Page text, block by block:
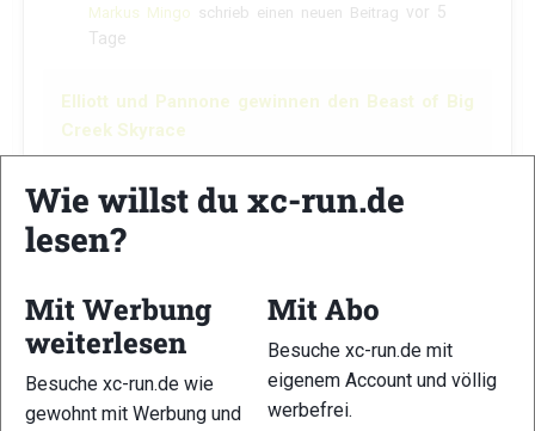
Markus Mingo schrieb einen neuen Beitrag vor 5
Tage
Elliott und Pannone gewinnen den Beast of Big
Creek Skyrace
Wie willst du xc-run.de
lesen?
Mit Werbung
weiterlesen
Besuche xc-run.de wie
gewohnt mit Werbung und
Mit Abo
Besuche xc-run.de mit
eigenem Account und völlig
werbefrei.